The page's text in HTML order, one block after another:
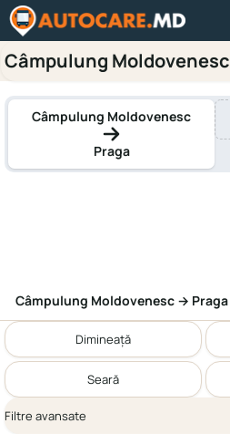
Câmpulung Moldovenesc
Câmpulung Moldovenesc
Praga
Câmpulung Moldovenesc → Praga
Dimineață
Seară
Filtre avansate